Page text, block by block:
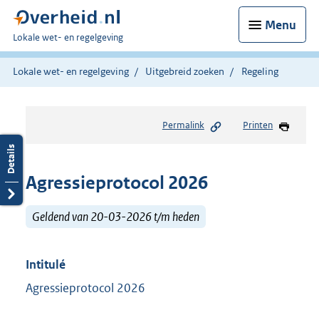
Menu
U
bent
hier:
Lokale wet- en regelgeving
Lokale wet- en regelgeving Uitgebreid zoeken Regeling
Permalink Printen
Agressieprotocol 2026
Geldend van 20-03-2026 t/m heden
Intitulé
Agressieprotocol 2026